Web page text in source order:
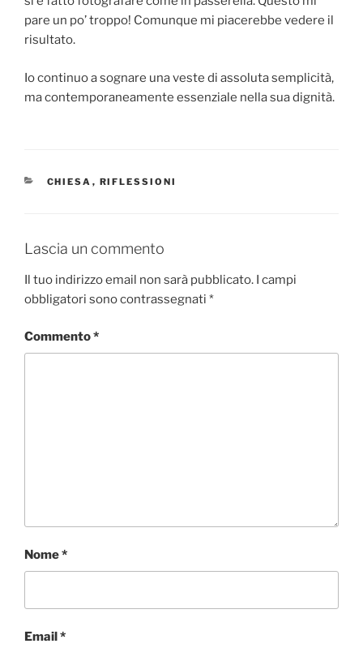
pare un po’ troppo! Comunque mi piacerebbe vedere il
risultato.
Io continuo a sognare una veste di assoluta semplicità,
ma contemporaneamente essenziale nella sua dignità.
CATEGORIE
CHIESA , RIFLESSIONI
Lascia un commento
Il tuo indirizzo email non sarà pubblicato. I campi
obbligatori sono contrassegnati *
Commento*
Nome*
Email*